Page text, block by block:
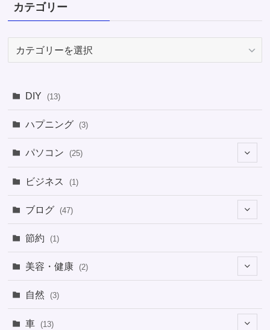
カテゴリー
DIY (13)
ハプニング (3)
パソコン (25)
(8)
(1)
(1) (6)
(4)
ビジネス (1)
ブログ (47)
節約 (1)
美容・健康 (2)
(1)
自然 (3)
車 (13)